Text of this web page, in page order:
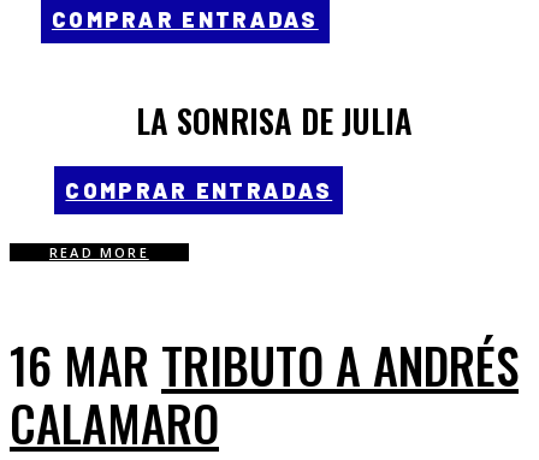
COMPRAR ENTRADAS
LA SONRISA DE JULIA
COMPRAR ENTRADAS
READ MORE
16 MAR TRIBUTO A ANDRÉS
CALAMARO